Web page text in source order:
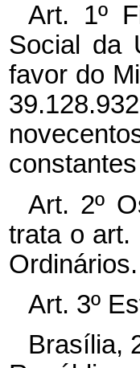
Art. 1º
Social da
favor do
Art. 2º
trata o art.
Ordinários.
Art. 3º
Brasília,